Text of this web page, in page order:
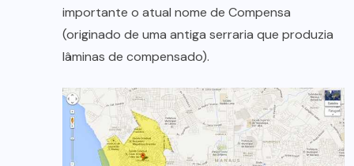
importante o atual nome de Compensa
(originado de uma antiga serraria que produzia
lâminas de compensado).